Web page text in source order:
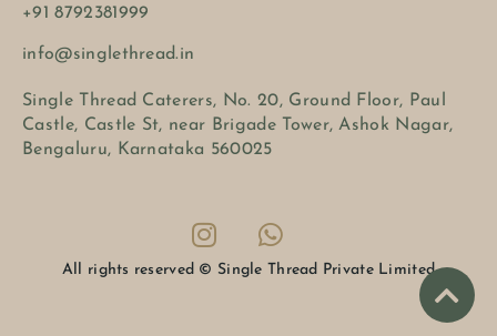
+91 8792381999
info@singlethread.in
Single Thread Caterers, No. 20, Ground Floor, Paul
Castle, Castle St, near Brigade Tower, Ashok Nagar,
Bengaluru, Karnataka 560025
All rights reserved © Single Thread Private Limited